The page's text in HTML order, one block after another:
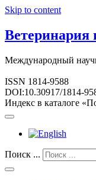
Skip to content
Ветеринария
Международный
ISSN 1814-9588
DOI:10.30917/1814-
Индекс в каталоге
Поиск ...